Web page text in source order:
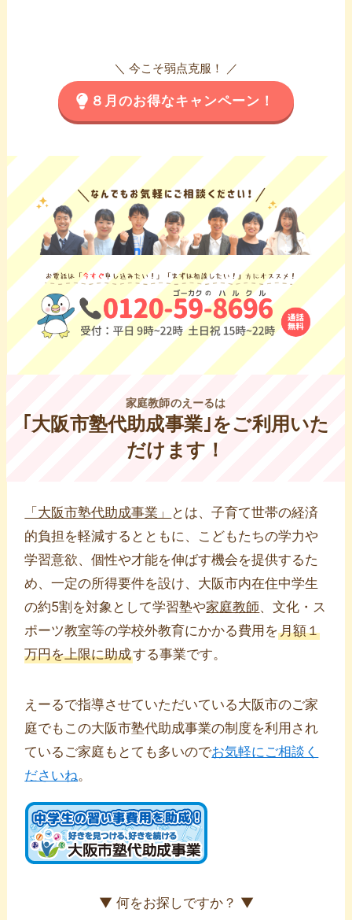
＼ 今こそ弱点克服！ ／
８月のお得なキャンペーン！
家庭教師のえーるは
｢大阪市塾代助成事業｣をご利用いた
だけます！
「大阪市塾代助成事業」
とは、子育て世帯の経済
的負担を軽減するとともに、こどもたちの学力や
学習意欲、個性や才能を伸ばす機会を提供するた
め、一定の所得要件を設け、大阪市内在住中学生
の約5割を対象として学習塾や家庭教師、文化・ス
ポーツ教室等の学校外教育にかかる費用を月額１
万円を上限に助成する事業です。
えーるで指導させていただいている大阪市のご家
庭でもこの大阪市塾代助成事業の制度を利用され
ているご家庭もとても多いのでお気軽にご相談く
ださいね。
▼ 何をお探しですか？ ▼